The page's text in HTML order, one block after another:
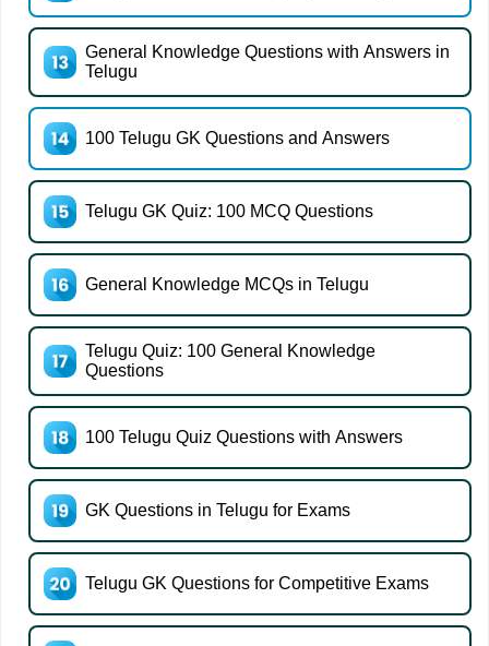
General Knowledge Questions with Answers in
Telugu
100 Telugu GK Questions and Answers
Telugu GK Quiz: 100 MCQ Questions
General Knowledge MCQs in Telugu
Telugu Quiz: 100 General Knowledge
Questions
100 Telugu Quiz Questions with Answers
GK Questions in Telugu for Exams
Telugu GK Questions for Competitive Exams